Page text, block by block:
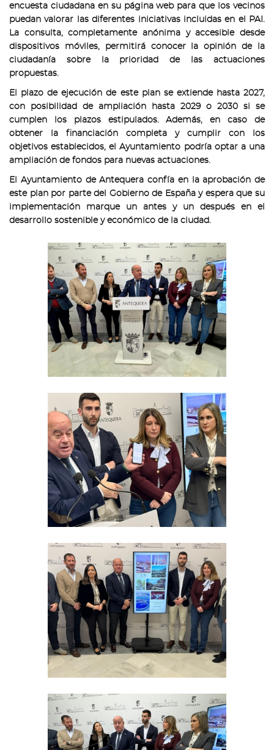
encuesta ciudadana en su página web para que los vecinos
puedan valorar las diferentes iniciativas incluidas en el PAI.
La consulta, completamente anónima y accesible desde
dispositivos móviles, permitirá conocer la opinión de la
ciudadanía sobre la prioridad de las actuaciones
propuestas.
El plazo de ejecución de este plan se extiende hasta 2027,
con posibilidad de ampliación hasta 2029 o 2030 si se
cumplen los plazos estipulados. Además, en caso de
obtener la financiación completa y cumplir con los
objetivos establecidos, el Ayuntamiento podría optar a una
ampliación de fondos para nuevas actuaciones.
El Ayuntamiento de Antequera confía en la aprobación de
este plan por parte del Gobierno de España y espera que su
implementación marque un antes y un después en el
desarrollo sostenible y económico de la ciudad.